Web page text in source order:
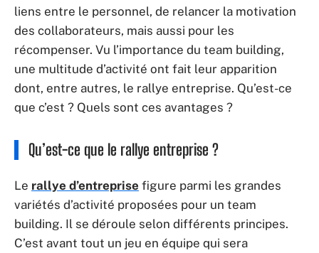
liens entre le personnel, de relancer la motivation
des collaborateurs, mais aussi pour les
récompenser. Vu l’importance du team building,
une multitude d’activité ont fait leur apparition
dont, entre autres, le rallye entreprise. Qu’est-ce
que c’est ? Quels sont ces avantages ?
Qu’est-ce que le rallye entreprise ?
Le rallye d’entreprise figure parmi les grandes
variétés d’activité proposées pour un team
building. Il se déroule selon différents principes.
C’est avant tout un jeu en équipe qui sera